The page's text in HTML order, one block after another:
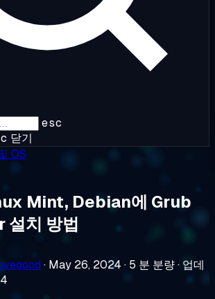
esc
닫기
OS
Mint, Debian에 Grub
치 방법
· May 26, 2024 · 5 분 분량· 업데